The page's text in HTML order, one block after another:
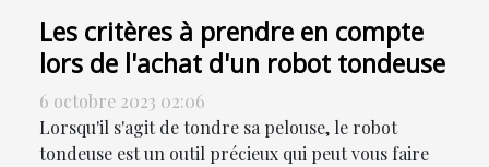
Les critères à prendre en compte
lors de l'achat d'un robot tondeuse
6 octobre 2023 02:06
Lorsqu'il s'agit de tondre sa pelouse, le robot
tondeuse est un outil précieux qui peut vous faire